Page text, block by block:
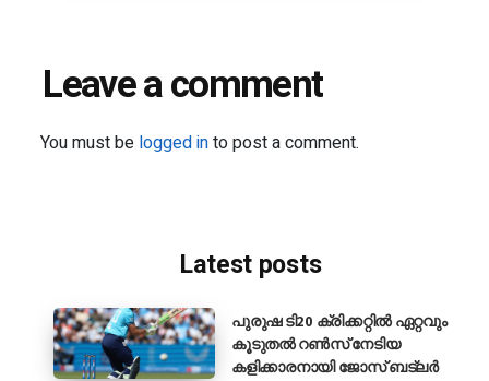
Leave a comment
You must be logged into post a comment.
Latest posts
പുരുഷ ടി20 ക്രിക്കറ്റിൽ ഏറ്റവും
കൂടുതൽ റൺസ് നേടിയ
കളിക്കാരനായി ജോസ് ബട്‌ലർ